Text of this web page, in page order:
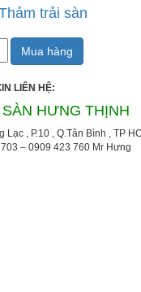
trải sàn
Mua hàng
LIÊN HỆ:
HƯNG THỊNH
, P.10 , Q.Tân Bình , TP
– 0909 423 760 Mr Hưng